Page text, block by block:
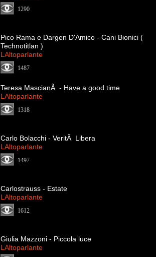
1290
Pico Rama e Dargen D'Amico - Cani Bionici (
Technotitlan )
LAltoparlante
1487
Teresa MascianÃ - Have a good time
LAltoparlante
1318
Carlo Bolacchi - VeritÃ Libera
LAltoparlante
1497
Carlostrauss - Estate
LAltoparlante
1612
Giulia Mazzoni - Piccola luce
LAltoparlante